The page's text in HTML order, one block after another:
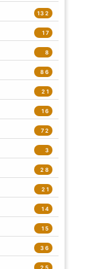
132
17
8
86
21
16
72
3
28
21
14
15
36
25